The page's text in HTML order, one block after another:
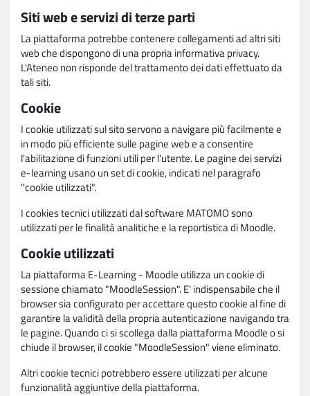
Siti web e servizi di terze parti
La piattaforma potrebbe contenere collegamenti ad altri siti
web che dispongono di una propria informativa privacy.
L'Ateneo non risponde del trattamento dei dati effettuato da
tali siti.
Cookie
I cookie utilizzati sul sito servono a navigare più facilmente e
in modo più efficiente sulle pagine web e a consentire
l'abilitazione di funzioni utili per l'utente. Le pagine dei servizi
e-learning usano un set di cookie, indicati nel paragrafo
"cookie utilizzati".
I cookies tecnici utilizzati dal software MATOMO sono
utilizzati per le finalità analitiche e la reportistica di Moodle.
Cookie utilizzati
La piattaforma E-Learning - Moodle utilizza un cookie di
sessione chiamato "MoodleSession". E' indispensabile che il
browser sia configurato per accettare questo cookie al fine di
garantire la validità della propria autenticazione navigando tra
le pagine. Quando ci si scollega dalla piattaforma Moodle o si
chiude il browser, il cookie "MoodleSession" viene eliminato.
Altri cookie tecnici potrebbero essere utilizzati per alcune
funzionalità aggiuntive della piattaforma.